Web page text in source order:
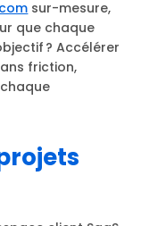
sur-mesure,
que chaque
? Accélérer
friction,